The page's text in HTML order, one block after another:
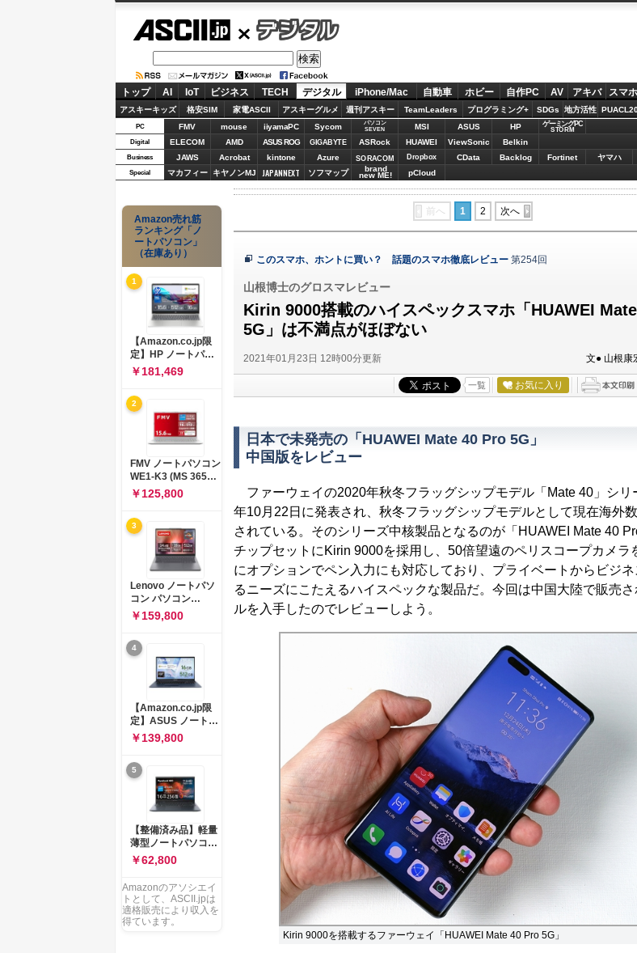
デジタル
トップ AI IoT ビジネス TECH デジタル iPhone/Mac 自動車 ホビー 自作PC AV アキバ スマホ
アスキーキッズ 格安SIM 家電ASCII アスキーグルメ 週刊アスキー TeamLeaders プログラミング+ SDGs 地方活性
PC FMV mouse iiyamaPC Sycom
パソコン
SEVEN
MSI ASUS HP ゲーミングPC
STORM
Digital ELECOM AMD ASUS ROG GIGABYTE ASRock HUAWEI ViewSonic Belkin
Business JAWS Acrobat kintone Azure SORACOM Dropbox CData Backlog Fortinet ヤマハ
Special マカフィー キヤノンMJ JAPANNEXT ソフマップ brand
new ME! pCloud
前へ 1 2 次へ
このスマホ、ホントに買い？ 話題のスマホ徹底レビュー 第254回
山根博士のグロスマレビュー
Kirin 9000搭載のハイスペックスマホ「HUAWEI
5G」は不満点がほぼない
2021年01月23日 12時00分更新 文● 山根
一覧 お気に入り
日本で未発売の「HUAWEI Mate 40 Pro 5G」
中国版をレビュー
ファーウェイの2020年秋冬フラッグシップモデル「Mate 40」シリ
年10月22日に発表され、秋冬フラッグシップモデルとして現在海外
されている。そのシリーズ中核製品となるのが「HUAWEI Mate 40
チップセットにKirin 9000を採用し、50倍望遠のペリスコープカメラ
にオプションでペン入力にも対応しており、プライベートからビジ
るニーズにこたえるハイスペックな製品だ。今回は中国大陸で販売
ルを入手したのでレビューしよう。
Kirin 9000を搭載するファーウェイ「HUAWEI Mate 40 Pro 5G」
Amazon売れ筋
ランキング「ノ
ートパソコン」
（在庫あり）
1
【Amazon.co.jp限
定】HP ノートパソ
コン 15-fd 15.6イン
チ インテル Core 5
120U メモリ16GB
SSD512GB
Windows 11
Microsoft Office
2024搭載 WPS
Office搭載 カメラシ
ャッター 指紋認証 薄
型 Copilotキー搭載
ナチュラルシルバー
￥181,469
2
FMV ノートパソコン
WE1-K3 (MS 365
Personal/Copilotキ
ー搭載/Win 11/15.6
型/Core
i5/16GB/SSD
512GB/ホワイト)
FMVWK3E15W_AZ
￥125,800
3
Lenovo ノートパソ
コン パソコン
IdeaPad Slim 3 14.0
インチ AMD
Ryzen™ 5 8640HS
メモリ16GB
SSD512GB
Microsoft 365 試用
版 Windows11 バッ
テリー駆動12.6時間
重量1.39kg ルナグレ
ー 83K9003JJP ノー
トPC
￥159,800
4
【Amazon.co.jp限
定】ASUS ノートパ
ソコン Vivobook 15
M1502NAQ 15.6イ
ンチ AMD Ryzen 7
170 メモリ16GB
SSD 512GB
Microsoft 365
Personal (24か月版)
搭載 Windows 11 重
量1.7kg Wi-Fi 6E ク
ワイエットブルー
M1502NAQ-
￥139,800
5
【整備済み品】軽量
薄型ノートパソコン
dynabook G83 ■
13.3型
FHD(1920x1080) -
高性能第11世代Core
i5-1135G7 - メモリ
16GB - SSD 256GB
￥62,800
Amazonのアソシエイ
トとして、ASCII.jpは
適格販売により収入を
得ています。